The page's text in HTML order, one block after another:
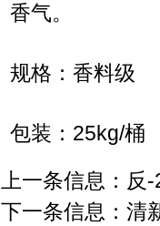
香气。
规格：香料级
包装：25kg/桶
上一条信息： 反
下一条信息： 清